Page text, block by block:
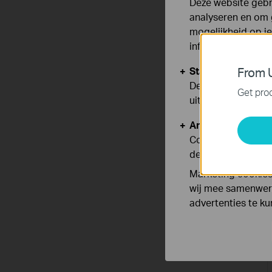
From
Get
analyseren en
mogelijkheid op
informatie.
Standaard
Deze cookies zijn
uitgeschakeld.
Analyse en
Cookies voor
de functionaliteit
Marketing
wij mee
advertenties te